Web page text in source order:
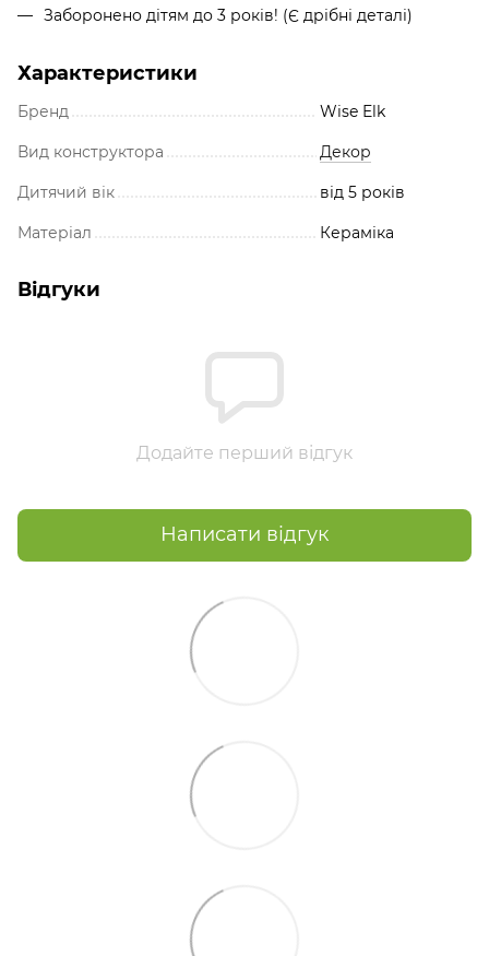
Заборонено дітям до 3 років! (Є дрібні деталі)
Характеристики
Бренд Wise Elk
Вид конструктора Декор
Дитячий вік від 5 років
Матеріал Кераміка
Відгуки
Додайте перший відгук
Написати відгук